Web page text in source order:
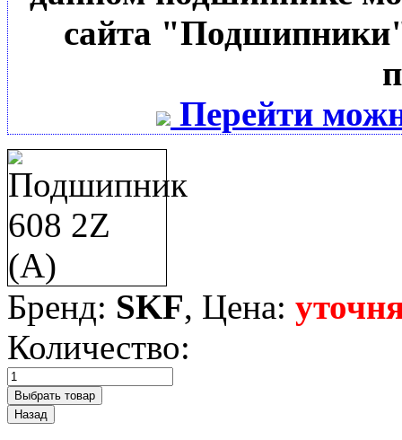
сайта
Перейти
Бренд: SKF, Цена:
Количество: